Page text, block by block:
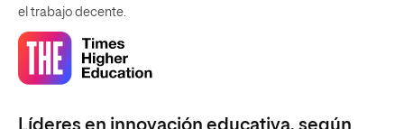
el trabajo decente.